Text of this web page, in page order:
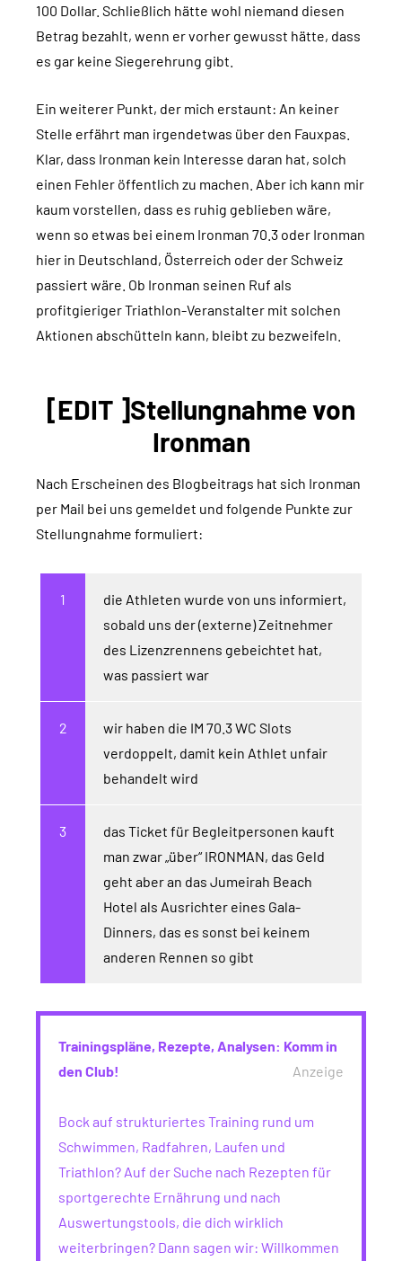
100 Dollar. Schließlich hätte wohl niemand diesen
Betrag bezahlt, wenn er vorher gewusst hätte, dass
es gar keine Siegerehrung gibt.
Ein weiterer Punkt, der mich erstaunt: An keiner
Stelle erfährt man irgendetwas über den Fauxpas.
Klar, dass Ironman kein Interesse daran hat, solch
einen Fehler öffentlich zu machen. Aber ich kann mir
kaum vorstellen, dass es ruhig geblieben wäre,
wenn so etwas bei einem Ironman 70.3 oder Ironman
hier in Deutschland, Österreich oder der Schweiz
passiert wäre. Ob Ironman seinen Ruf als
profitgieriger Triathlon-Veranstalter mit solchen
Aktionen abschütteln kann, bleibt zu bezweifeln.
[EDIT ]Stellungnahme von
Ironman
Nach Erscheinen des Blogbeitrags hat sich Ironman
per Mail bei uns gemeldet und folgende Punkte zur
Stellungnahme formuliert:
die Athleten wurde von uns informiert,
sobald uns der (externe) Zeitnehmer
des Lizenzrennens gebeichtet hat,
was passiert war
wir haben die IM 70.3 WC Slots
verdoppelt, damit kein Athlet unfair
behandelt wird
das Ticket für Begleitpersonen kauft
man zwar „über“ IRONMAN, das Geld
geht aber an das Jumeirah Beach
Hotel als Ausrichter eines Gala-
Dinners, das es sonst bei keinem
anderen Rennen so gibt
Trainingspläne, Rezepte, Analysen: Komm in
den Club!
Anzeige
Bock auf strukturiertes Training rund um
Schwimmen, Radfahren, Laufen und
Triathlon? Auf der Suche nach Rezepten für
sportgerechte Ernährung und nach
Auswertungstools, die dich wirklich
weiterbringen? Dann sagen wir: Willkommen